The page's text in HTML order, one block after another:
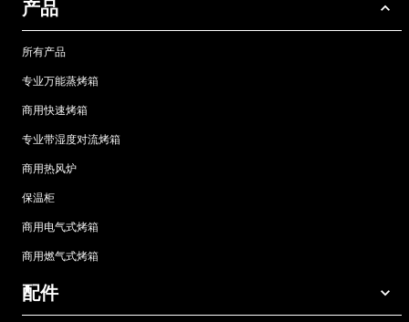
产品
所有产品
专业万能蒸烤箱
商用快速烤箱
专业带湿度对流烤箱
商用热风炉
保温柜
商用电气式烤箱
商用燃气式烤箱
配件